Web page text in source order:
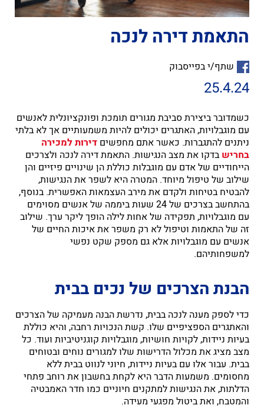
התאמת דירה לנכה
שתף/י בפייסבוק
25.4.24
כשמדובר ביצירת סביבת מגורים תומכת ופונקציונלית לאנשים
עם מוגבלויות, האתגרים יכולים להיות משמעותיים אך לא בלתי
ניתנים להתגברות. כאשר אתם מחפשים דירות למכירה
בחריש בדקו את מצב הנגישות. התאמת דירה לנכה ולצרכים
הייחודיים של אדם עם מוגבלות כוללת הן שינויים פיזיים והן
שילוב של טיפול מיוחד. המטרה היא לשפר את הנגישות,
להבטיח בטיחות ולקדם את מירב העצמאות האפשרית. בנוסף,
בהתחשב בצרכים של 24 שעות ביממה של אנשים מסוימים
עם מוגבלויות, תפקידה של אחות לילה הופך ליקר ערך. שילוב
זה של התאמות וטיפול לא רק משפר את איכות החיים של
אנשים עם מוגבלויות אלא גם מספק שקט נפשי
למשפחותיהם.
הבנת הצרכים של נכים בבית
כדי לספק מענה לנכה בבית, נדרשת הבנה מעמיקה של הצרכים
והאתגרים הספציפיים שלו. קשת הנכויות רחבה, והיא כוללת
בעיות ניידות, לקויות חושיות, מוגבלויות קוגניטיביות ועוד. כל
מצב מציג את מכלול הדרישות שלו למגורים נוחים ובטוחים
בבית. עבור אלו עם בעיות ניידות, חיוני לנווט בבית ללא
מחסומים. משמעות הדבר היא לקחת בחשבון את רוחב פתחי
הדלתות, את הנגישות למתקנים חיוניים כמו חדר האמבטיה
והמטבח, ואת ביטול מפגעי מעידה.